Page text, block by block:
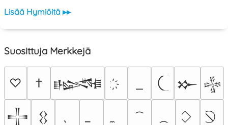
Lisää Hymiöitä ▸▸
Suosittuja Merkkejä
♡ † 𒈙 𒁍 𒈔
𒋲 𒌐